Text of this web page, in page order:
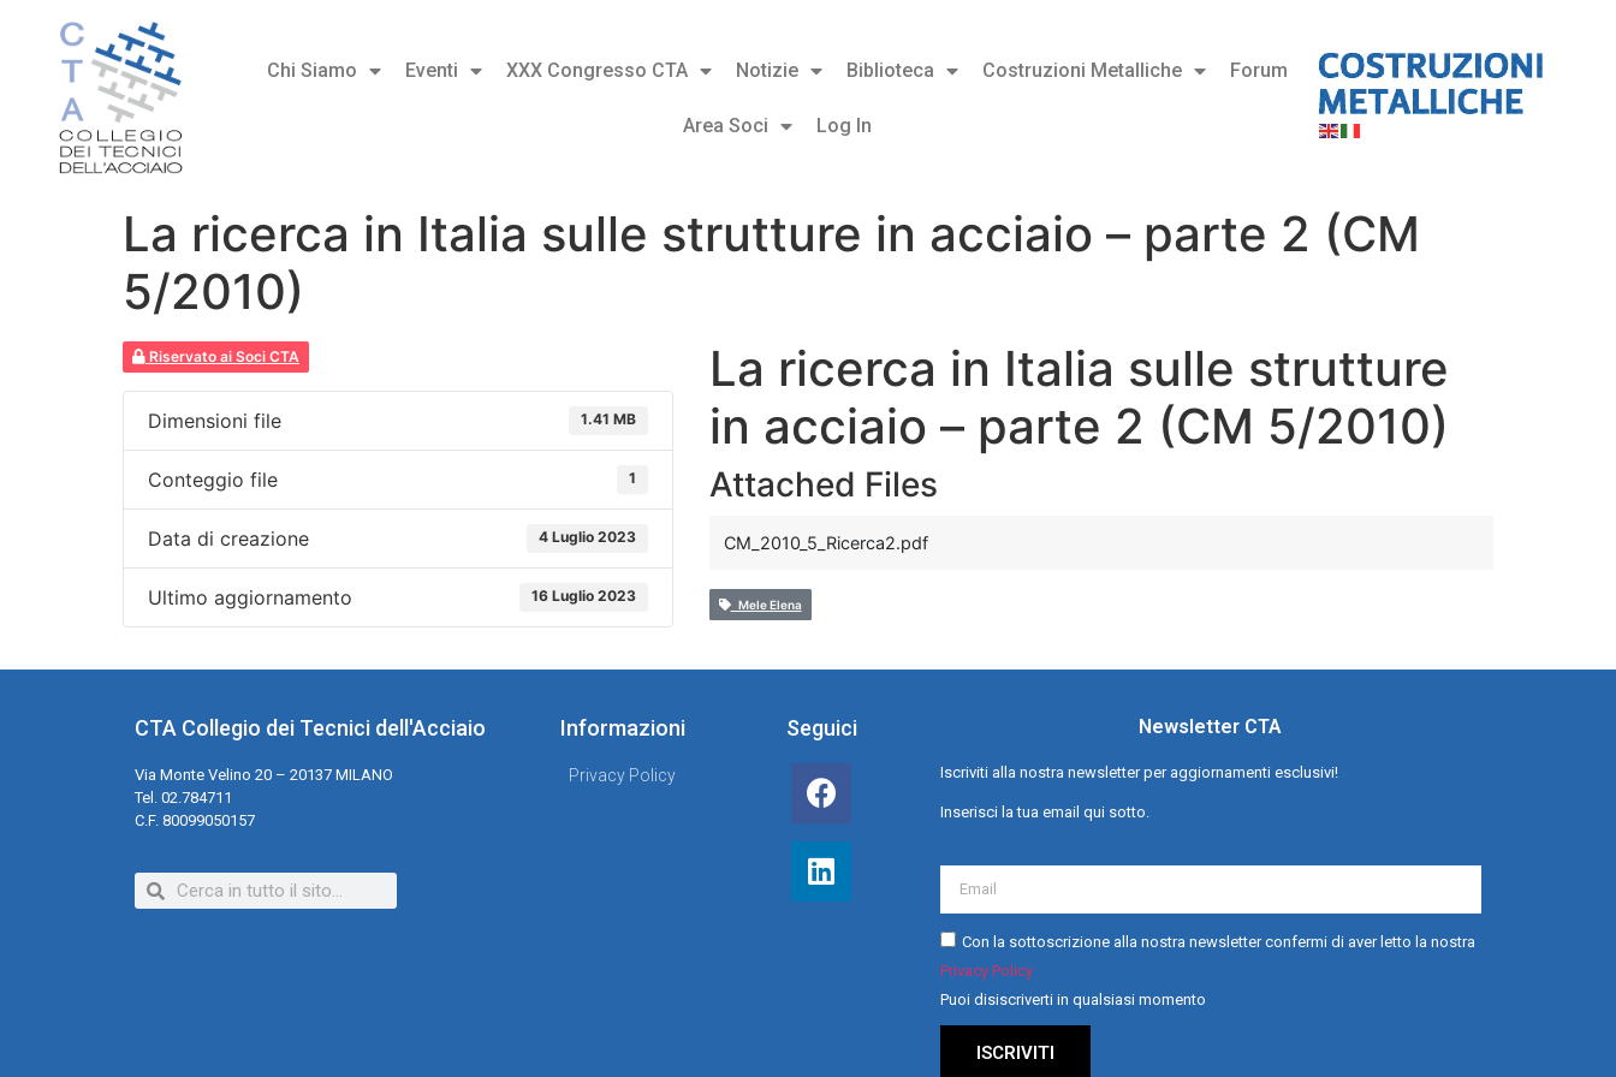
Chi Siamo Eventi XXX Congresso CTA Notizie Biblioteca Costruzioni Metalliche Forum
Area Soci Log In
La ricerca in Italia sulle strutture in acciaio – parte 2 (CM
5/2010)
Riservato ai Soci CTA
Dimensioni file 1.41 MB
Conteggio file 1
Data di creazione 4 Luglio 2023
Ultimo aggiornamento 16 Luglio 2023
La ricerca in Italia sulle strutture
in acciaio – parte 2 (CM 5/2010)
Attached Files
CM_2010_5_Ricerca2.pdf
Mele Elena
CTA Collegio dei Tecnici dell'Acciaio
Via Monte Velino 20 – 20137 MILANO
Tel. 02.784711
C.F. 80099050157
Informazioni
Privacy Policy
Seguici Newsletter CTA
Iscriviti alla nostra newsletter per aggiornamenti esclusivi!
Inserisci la tua email qui sotto.
Con la sottoscrizione alla nostra newsletter confermi di aver letto la nostra
Privacy Policy
Puoi disiscriverti in qualsiasi momento
ISCRIVITI